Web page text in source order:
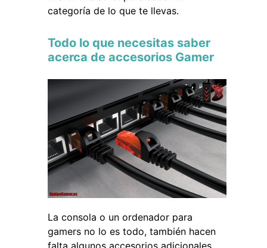
categoría de lo que te llevas.
Todo lo que necesitas saber
acerca de accesorios Gamer
La consola o un ordenador para
gamers no lo es todo, también hacen
falta algunos accesorios adicionales.